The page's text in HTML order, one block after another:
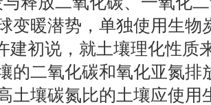
变暖潜势，单独使用生物
建初说，就土壤理化性质
的二氧化碳和氧化亚氮排
土壤碳氮比的土壤应使用